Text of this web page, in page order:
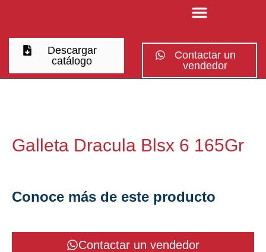
Descargar
catálogo
Contactar un
vendedor
Galleta Dracula Blsx 6 165Gr
Conoce más de este producto
Contactar un vendedor